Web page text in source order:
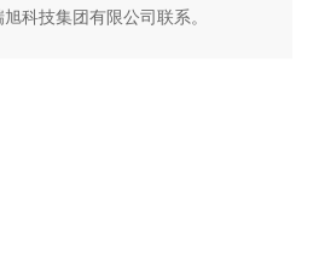
科技集团有限公司联系。